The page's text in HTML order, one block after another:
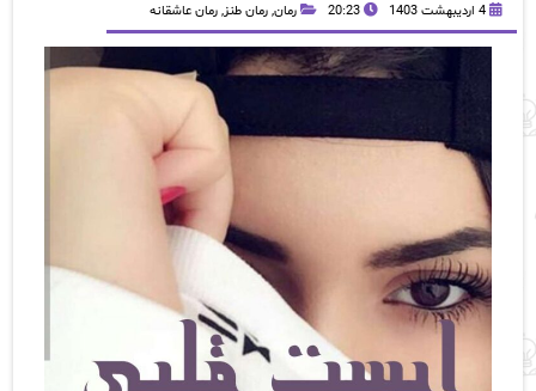
4 اردیبهشت 1403 20:23 رمان, رمان طنز, رمان عاشقانه